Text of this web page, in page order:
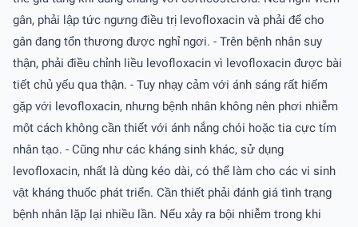
gân, phải lập tức ngưng điều trị levofloxacin và phải để cho
gân đang tổn thương được nghỉ ngơi. - Trên bệnh nhân suy
thận, phải điều chỉnh liều levofloxacin vì levofloxacin được bài
tiết chủ yếu qua thận. - Tuy nhạy cảm với ánh sáng rất hiếm
gặp với levofloxacin, nhưng bệnh nhân không nên phơi nhiễm
một cách không cần thiết với ánh nắng chói hoặc tia cực tím
nhân tạo. - Cũng như các kháng sinh khác, sử dụng
levofloxacin, nhất là dùng kéo dài, có thể làm cho các vi sinh
vật kháng thuốc phát triển. Cần thiết phải đánh giá tình trạng
bệnh nhân lặp lại nhiều lần. Nếu xảy ra bội nhiễm trong khi